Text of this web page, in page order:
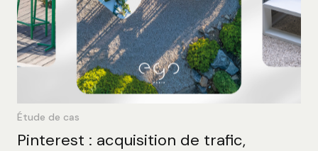
Étude de cas
Pinterest : acquisition de trafic,